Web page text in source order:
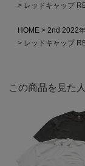
レッドキャップ
HOME
2nd 2022
レッドキャップ
この商品を見た